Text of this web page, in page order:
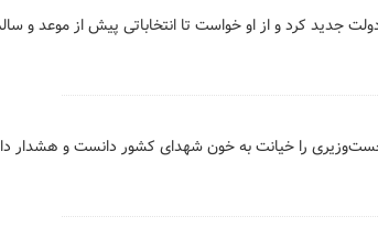
جدید کرد و از او خواست تا انتخاباتی پیش از موعد و
را خیانت به خون شهدای کشور دانست و هشدار